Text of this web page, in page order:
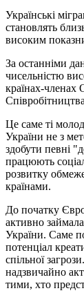
Українські
становлять
високим
За останніми
чисельністю
країнах-членах
Це саме ті
України не з
здобути певні
працюють
розвитку
країнами.
До початку
активно
України. Саме
потенціал
спільної
надзвичайно
тими, хто